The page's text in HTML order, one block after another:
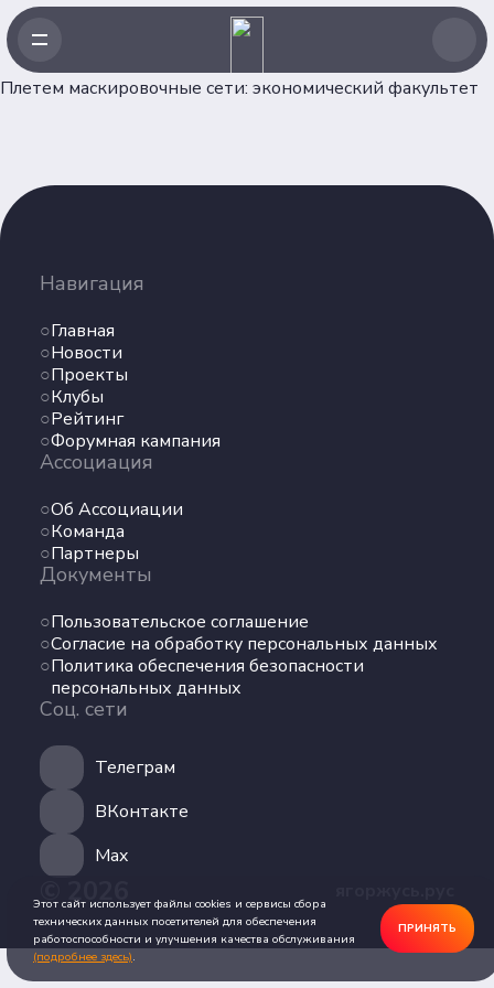
Плетем маскировочные сети: экономический факультет
Навигация
Главная
Новости
Проекты
Клубы
Рейтинг
Форумная кампания
Ассоциация
Об Ассоциации
Команда
Партнеры
Документы
Пользовательское соглашение
Согласие на обработку персональных данных
Политика обеспечения безопасности
персональных данных
Соц. сети
Телеграм
ВКонтакте
Max
© 2026
Главная
Новости
Проекты
Клубы
Рейтинг
Форумная кампания
Команда
Партнеры
Пользовательское соглашение
Согласие на обработку персональных данных
Политика обеспечения безопасности
персональных данных
сети
Телеграм
ВКонтакте
Max
Этот сайт использует файлы cookies и сервисы сбора
технических данных посетителей для обеспечения
работоспособности и улучшения качества обслуживания
(подробнее здесь).
ПРИНЯТЬ